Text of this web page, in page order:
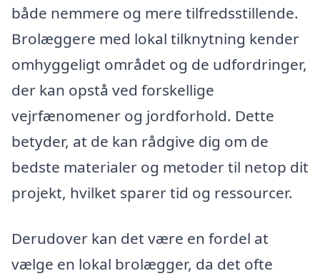
både nemmere og mere tilfredsstillende.
Brolæggere med lokal tilknytning kender
omhyggeligt området og de udfordringer,
der kan opstå ved forskellige
vejrfænomener og jordforhold. Dette
betyder, at de kan rådgive dig om de
bedste materialer og metoder til netop dit
projekt, hvilket sparer tid og ressourcer.
Derudover kan det være en fordel at
vælge en lokal brolægger, da det ofte